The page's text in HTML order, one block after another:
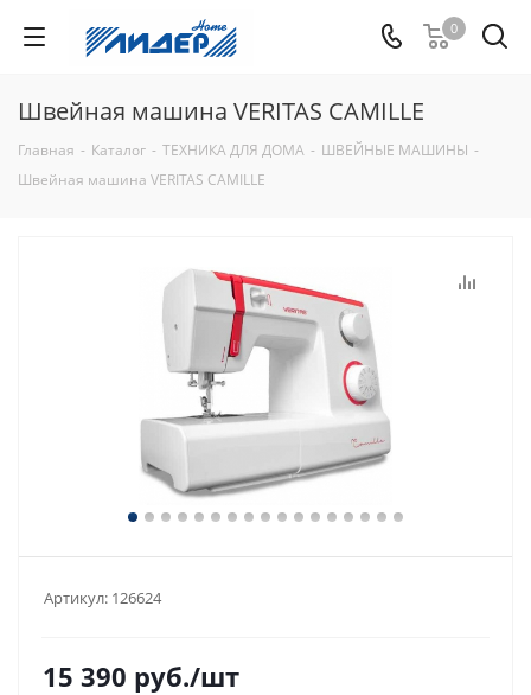
0
Швейная машина VERITAS CAMILLE
Главная - Каталог - ТЕХНИКА ДЛЯ ДОМА - ШВЕЙНЫЕ МАШИНЫ -
Швейная машина VERITAS CAMILLE
Артикул: 126624
15 390 руб./шт